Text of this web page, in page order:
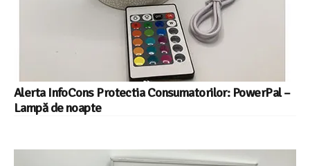
Alerta InfoCons Protectia Consumatorilor: PowerPal –
Lampă de noapte